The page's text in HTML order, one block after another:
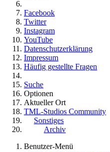
Facebook
Twitter
Instagram
YouTube
Datenschutzerklärung
Impressum
Häufig gestellte Fragen
Suche
Optionen
Aktueller Ort
TML-Studios Community
Sonstiges
Archiv
Benutzer-Menü